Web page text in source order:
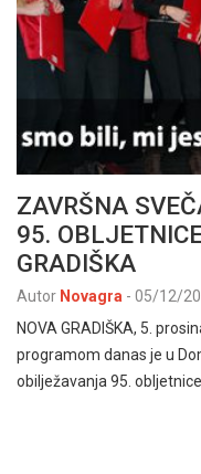
ZAVRŠNA
95.
GRADIŠKA
Autor Novagra - 05/12/
NOVA GRADIŠKA, 5.
programom danas je u
obilježavanja 95. obljetnice